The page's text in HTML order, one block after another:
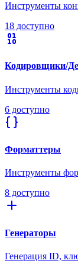
Инструменты
18 доступно
Кодировщики/
Инструменты
6 доступно
Форматтеры
Инструменты
8 доступно
Генераторы
Генерация ID,